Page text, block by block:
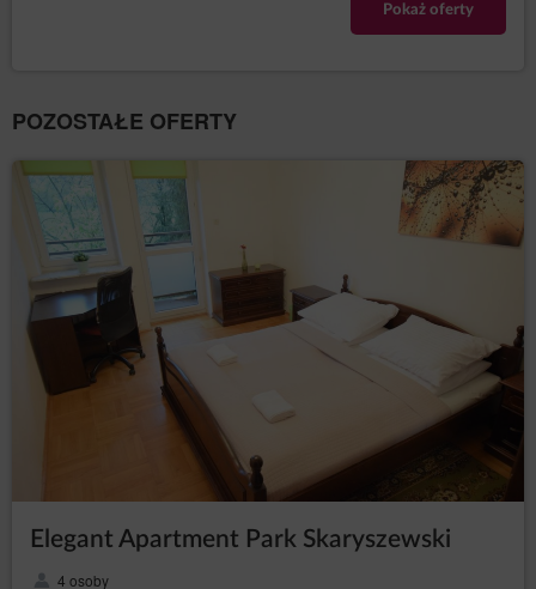
Pokaż oferty
POZOSTAŁE OFERTY
Elegant Apartment Park Skaryszewski
4 osoby